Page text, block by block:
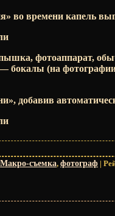
во времени капель
фотоаппарат,
бокалы (на
добавив
Макро-съемка, фотограф |